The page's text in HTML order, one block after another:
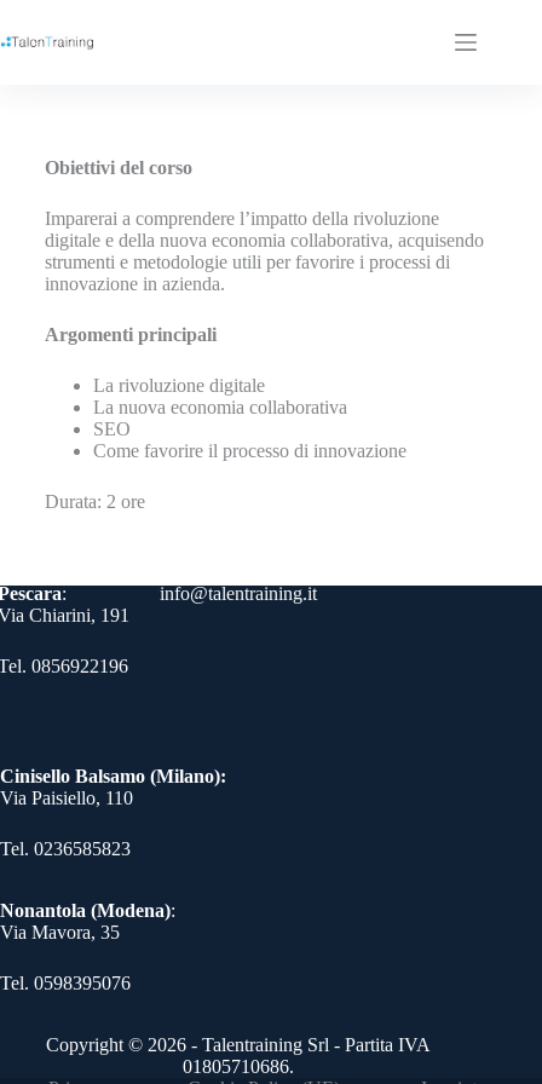
Obiettivi del corso
Imparerai a comprendere l’impatto della rivoluzione
digitale e della nuova economia collaborativa, acquisendo
strumenti e metodologie utili per favorire i processi di
innovazione in azienda.
Argomenti principali
La rivoluzione digitale
La nuova economia collaborativa
SEO
Come favorire il processo di innovazione
Durata: 2 ore
info@talentraining.it
:
Chiarini, 191
0856922196
Cinisello Balsamo (Milano):
Via Paisiello, 110
Tel. 0236585823​
Nonantola (Modena):
Via Mavora, 35
Tel. 0598395076​
Copyright © 2026 - Talentraining Srl - Partita IVA
01805710686.